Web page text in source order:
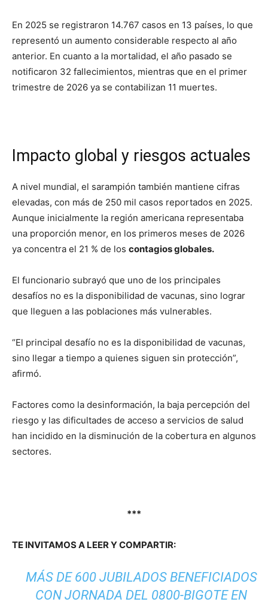
En 2025 se registraron 14.767 casos en 13 países, lo que
representó un aumento considerable respecto al año
anterior. En cuanto a la mortalidad, el año pasado se
notificaron 32 fallecimientos, mientras que en el primer
trimestre de 2026 ya se contabilizan 11 muertes.
Impacto global y riesgos actuales
A nivel mundial, el sarampión también mantiene cifras
elevadas, con más de 250 mil casos reportados en 2025.
Aunque inicialmente la región americana representaba
una proporción menor, en los primeros meses de 2026
ya concentra el 21 % de los contagios globales.
El funcionario subrayó que uno de los principales
desafíos no es la disponibilidad de vacunas, sino lograr
que lleguen a las poblaciones más vulnerables.
“El principal desafío no es la disponibilidad de vacunas,
sino llegar a tiempo a quienes siguen sin protección”,
afirmó.
Factores como la desinformación, la baja percepción del
riesgo y las dificultades de acceso a servicios de salud
han incidido en la disminución de la cobertura en algunos
sectores.
***
TE INVITAMOS A LEER Y COMPARTIR:
MÁS DE 600 JUBILADOS BENEFICIADOS
CON JORNADA DEL 0800-BIGOTE EN